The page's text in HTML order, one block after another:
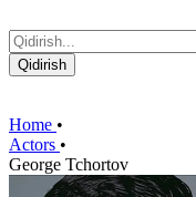
Qidirish
Home •
Actors •
George Tchortov